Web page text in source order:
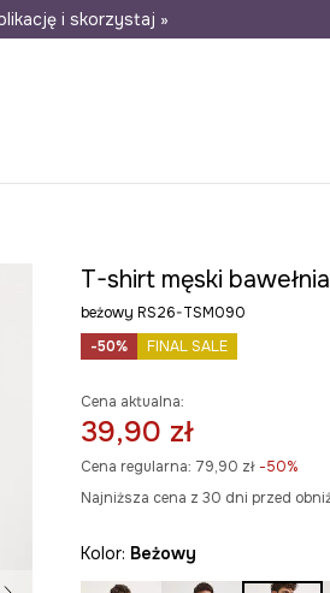
30 dni na zwrot
i skorzystaj »
T-shirt męski
beżowy RS26-TSM090
-50%
FINAL SALE
Cena aktualna:
39,90 zł
Cena regularna: 79,90 zł-50%
Najniższa cena z 30 dni przed
Kolor: beżowy